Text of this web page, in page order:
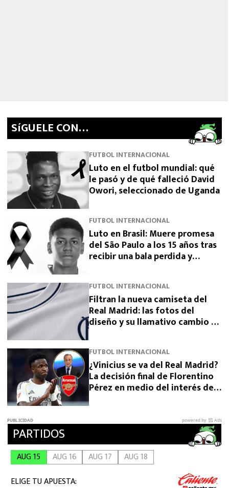
SíGUELE CON…
FUTBOL INTERNACIONAL
Luto en el futbol mundial: qué
le pasó y de qué falleció David
Owori, seleccionado de Uganda
FUTBOL INTERNACIONAL
Luto en Brasil: Muere promesa
del São Paulo a los 15 años tras
recibir una bala perdida y
FUTBOL INTERNACIONAL
Filtran la nueva camiseta del
Real Madrid: las fotos del
diseño y su llamativo cambio de
FUTBOL INTERNACIONAL
¿Vinicius se va del Real Madrid?
La decisión final de Florentino
Pérez en medio del interés del